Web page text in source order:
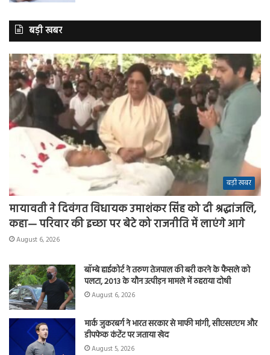
बड़ी खबर
बड़ी खबर
मायावती ने दिवंगत विधायक उमाशंकर सिंह को दी श्रद्धांजलि,
कहा— परिवार की इच्छा पर बेटे को राजनीति में लाएंगे आगे
August 6, 2026
बॉम्बे हाईकोर्ट ने तरुण तेजपाल की बरी करने के फैसले को
पलटा, 2013 के यौन उत्पीड़न मामले में ठहराया दोषी
August 6, 2026
मार्क जुकरबर्ग ने भारत सरकार से माफी मांगी, सीएसएएम और
डीपफेक कंटेंट पर जताया खेद
August 5, 2026